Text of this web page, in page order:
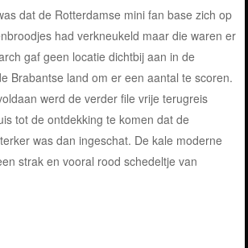
dat de Rotterdamse mini fan base zich op
had verkneukeld maar die waren er
gaf geen locatie dichtbij aan in de
Brabantse land om er een aantal te scoren.
werd de verder file vrije terugreis
tot de ontdekking te komen dat de
was dan ingeschat. De kale moderne
strak en vooral rood schedeltje van